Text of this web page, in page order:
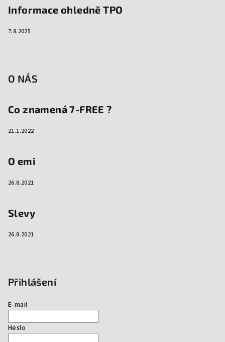
Informace ohledně TPO
7.8.2025
O NÁS
Co znamená 7-FREE ?
21.1.2022
O emi
26.8.2021
Slevy
26.8.2021
Přihlášení
E-mail
Heslo